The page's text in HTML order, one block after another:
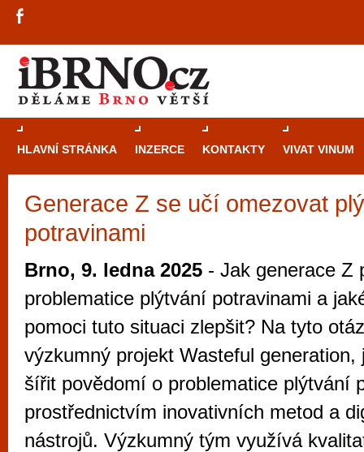
HLAVNÍ STRÁNKA INZERCE KONTAKTY VIVAT VINUM
Generace Z se učí omezovat
potravinami
Brno, 9. ledna 2025 - Jak generace Z
problematice plýtvání potravinami a
pomoci tuto situaci zlepšit? Na tyto
výzkumný projekt Wasteful generation,
šířit povědomí o problematice plýtvání
prostřednictvím inovativních metod a
nástrojů. Výzkumný tým využívá
Průvodce
Brno je
zajímavé
restaurace,
Mimo jiné je ale také místem, kde si
vyzkoušet různé kasinové hry. V
metropoli naleznete širokou nabídku her
po moderní automaty jak pro pravidelné
příležitostné hráče. V...